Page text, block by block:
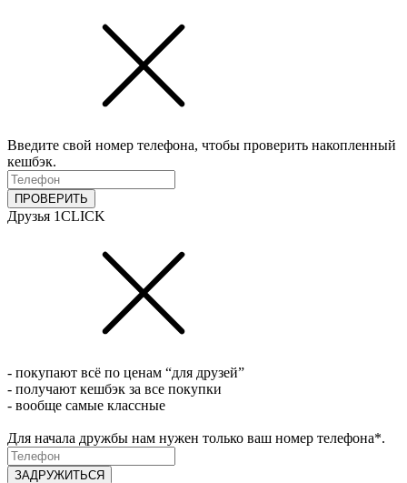
Введите свой номер телефона, чтобы проверить накопленный
кешбэк.
ПРОВЕРИТЬ
Друзья 1CLICK
- покупают всё по ценам “для друзей”
- получают кешбэк за все покупки
- вообще самые классные
Для начала дружбы нам нужен только ваш номер телефона*.
ЗАДРУЖИТЬСЯ